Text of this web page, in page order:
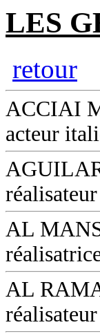
LES
retour
ACCIAI
acteur
AL
AL